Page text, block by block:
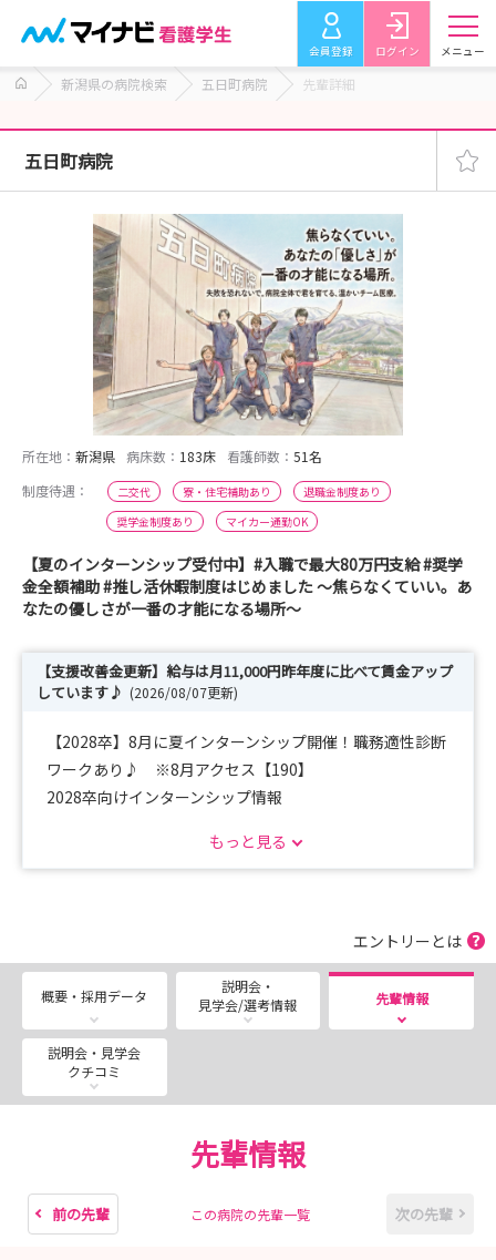
会員登録 ログイン メニュー
新潟県の病院検索 五日町病院 先輩詳細
五日町病院
所在地： 新潟県 病床数： 183床 看護師数： 51名
制度待遇：
二交代 寮・住宅補助あり
退職金制度あり
奨学金制度あり
マイカー通勤OK
【夏のインターンシップ受付中】#入職で最大80万円支給 #奨学
金全額補助 #推し活休暇制度はじめました ～焦らなくていい。あ
なたの優しさが一番の才能になる場所～
【支援改善金更新】給与は月11,000円昨年度に比べて賃金アップ
しています♪ (2026/08/07更新)
【2028卒】8月に夏インターンシップ開催！職務適性診断
ワークあり♪ ※8月アクセス【190】
2028卒向けインターンシップ情報
※ご希望に合わせて個別調整もOK
＼ただのインターンシップだけじゃない！広報や適性診断
に興味のある方はぜひ！／
◆開催中の説明会情報
・WEB説明会：サクッと10分！病院説明会（カメラOFF
可）
育成する温かいチーム医療～
◆サクッと五日町病院の魅力紹介！エントリーお待ちして
おります♪
もっと見る
エントリーとは
概要・採用データ
説明会・
見学会/選考情報
先輩情報
説明会・見学会
クチコミ
先輩情報
前の先輩 この病院の先輩一覧 次の先輩